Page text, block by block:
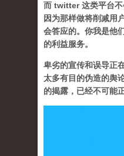
而 twitter 这类平台不
因为那样做将削减用
会答应的。你我是他
的利益服务。
卑劣的宣传和误导正
太多有目的伪造的舆
的揭露，已经不可能